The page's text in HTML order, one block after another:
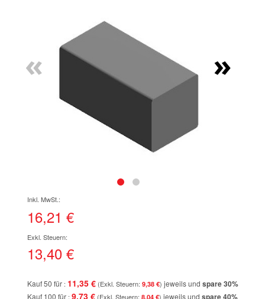
Bildgalerie
springen
« »
der
Bildgalerie
16,21 €
13,40 €
Kauf 50 für 11,35 € 9,38 € jeweils und spare30%
Kauf 100 für 9,73 € 8,04 € jeweils und spare40%